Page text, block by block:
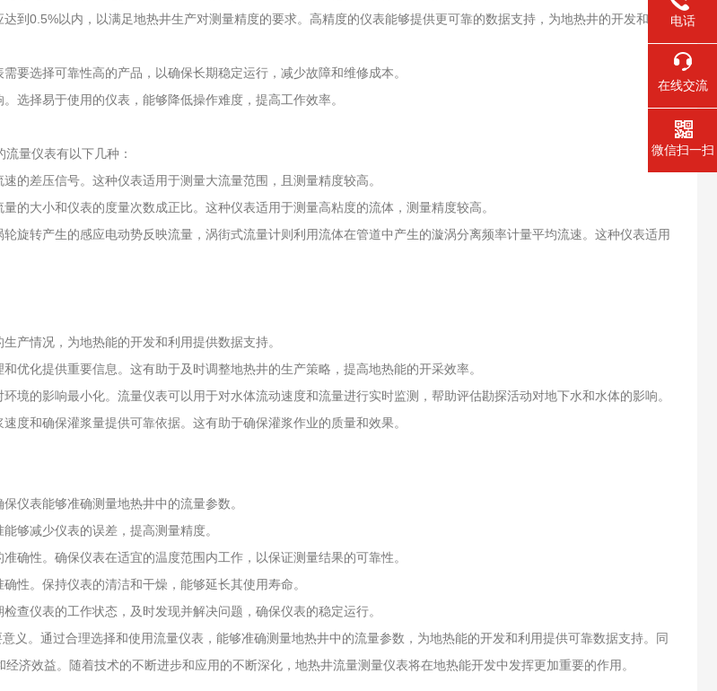
到0.5%以内，以满足地热井生产对测量精度的要求。高精度的仪表能够提供更可靠的数据支持，为地热井的开发和利用
要选择可靠性高的产品，以确保长期稳定运行，减少故障和维修成本。
选择易于使用的仪表，能够降低操作难度，提高工作效率。
量仪表有以下几种：
的差压信号。这种仪表适用于测量大流量范围，且测量精度较高。
的大小和仪表的度量次数成正比。这种仪表适用于测量高粘度的流体，测量精度较高。
旋转产生的感应电动势反映流量，涡街式流量计则利用流体在管道中产生的漩涡分离频率计量平均流速。这种仪表适用
产情况，为地热能的开发和利用提供数据支持。
优化提供重要信息。这有助于及时调整地热井的生产策略，提高地热能的开采效率。
境的影响最小化。流量仪表可以用于对水体流动速度和流量进行实时监测，帮助评估勘探活动对地下水和水体的影响。
度和确保灌浆量提供可靠依据。这有助于确保灌浆作业的质量和效果。
仪表能够准确测量地热井中的流量参数。
够减少仪表的误差，提高测量精度。
确性。确保仪表在适宜的温度范围内工作，以保证测量结果的可靠性。
性。保持仪表的清洁和干燥，能够延长其使用寿命。
查仪表的工作状态，及时发现并解决问题，确保仪表的稳定运行。
。通过合理选择和使用流量仪表，能够准确测量地热井中的流量参数，为地热能的开发和利用提供可靠数据支持。同
济效益。随着技术的不断进步和应用的不断深化，地热井流量测量仪表将在地热能开发中发挥更加重要的作用。
电话
在线交流
微信扫一扫